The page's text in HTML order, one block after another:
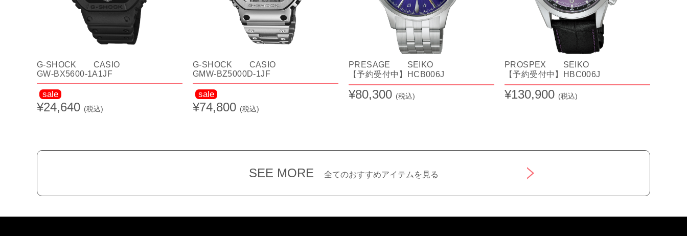
G-SHOCK CASIO
GW-BX5600-1A1JF
sale
¥24,640 (税込)
G-SHOCK CASIO
GMW-BZ5000D-1JF
sale
¥74,800 (税込)
PRESAGE SEIKO
【予約受付中】HCB006J
¥80,300 (税込)
PROSPEX SEIKO
【予約受付中】HBC006J
¥130,900 (税込)
SEE MORE 全てのおすすめアイテムを見る